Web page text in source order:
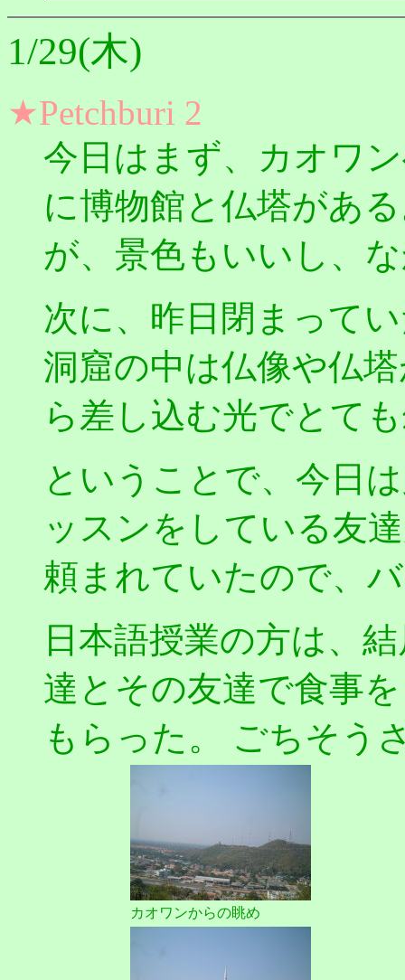
1/29(木)
★Petchburi 2
今日はまず、カオワ
に博物館と仏塔があ
が、景色もいいし、
次に、昨日閉まって
洞窟の中は仏像や仏
ら差し込む光でとて
ということで、今日
ッスンをしている友
頼まれていたので、
日本語授業の方は、
達とその友達で食事
もらった。 ごちそう
カオワンからの眺め